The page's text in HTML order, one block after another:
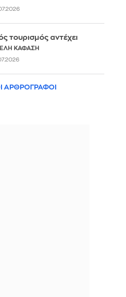
τουρισμός αντέχει
ΚΑΦΑΣΗ
ΑΡΘΡΟΓΡΑΦΟΙ